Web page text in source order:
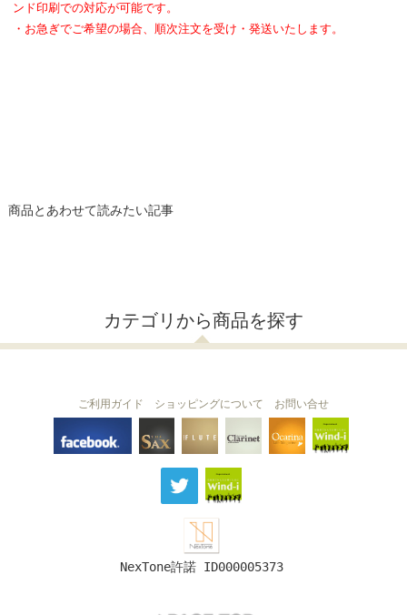
ンド印刷での対応が可能です。
・お急ぎでご希望の場合、順次注文を受け・発送いたします。
商品とあわせて読みたい記事
カテゴリから商品を探す
THE SAX The Clarinet
Ocarina
ご利用ガイド ショッピングについて お問い合せ
NexTone許諾 ID000005373